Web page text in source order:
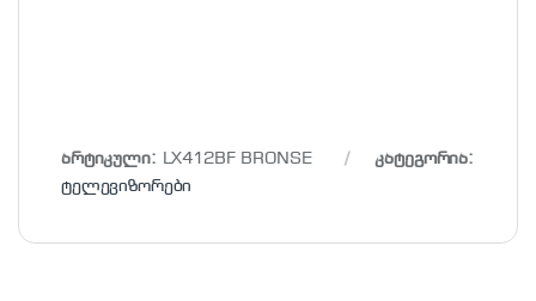
არტიკული: LX412BF BRONSE
კატეგორია:
ტელევიზორები